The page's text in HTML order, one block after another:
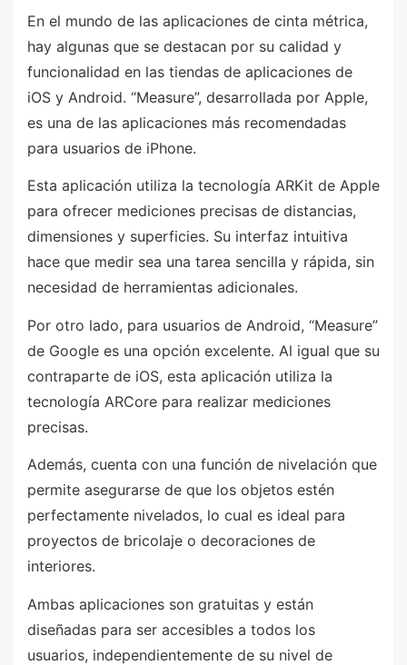
En el mundo de las aplicaciones de cinta métrica,
hay algunas que se destacan por su calidad y
funcionalidad en las tiendas de aplicaciones de
iOS y Android. “Measure”, desarrollada por Apple,
es una de las aplicaciones más recomendadas
para usuarios de iPhone.
Esta aplicación utiliza la tecnología ARKit de Apple
para ofrecer mediciones precisas de distancias,
dimensiones y superficies. Su interfaz intuitiva
hace que medir sea una tarea sencilla y rápida, sin
necesidad de herramientas adicionales.
Por otro lado, para usuarios de Android, “Measure”
de Google es una opción excelente. Al igual que su
contraparte de iOS, esta aplicación utiliza la
tecnología ARCore para realizar mediciones
precisas.
Además, cuenta con una función de nivelación que
permite asegurarse de que los objetos estén
perfectamente nivelados, lo cual es ideal para
proyectos de bricolaje o decoraciones de
interiores.
Ambas aplicaciones son gratuitas y están
diseñadas para ser accesibles a todos los
usuarios, independientemente de su nivel de